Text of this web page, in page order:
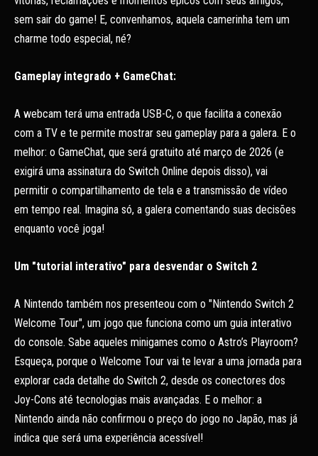
sem sair do game! E, convenhamos, aquela camerinha tem um
charme todo especial, né?
Gameplay integrado + GameChat:
A webcam terá uma entrada USB-C, o que facilita a conexão
com a TV e te permite mostrar seu gameplay para a galera. E o
melhor: o GameChat, que será gratuito até março de 2026 (e
exigirá uma assinatura do Switch Online depois disso), vai
permitir o compartilhamento de tela e a transmissão de vídeo
em tempo real. Imagina só, a galera comentando suas decisões
enquanto você joga!
Um "tutorial interativo" para desvendar o Switch 2
A Nintendo também nos presenteou com o "Nintendo Switch 2
Welcome Tour", um jogo que funciona como um guia interativo
do console. Sabe aqueles minigames como o Astro’s Playroom?
Esqueça, porque o Welcome Tour vai te levar a uma jornada para
explorar cada detalhe do Switch 2, desde os conectores dos
Joy-Cons até tecnologias mais avançadas. E o melhor: a
Nintendo ainda não confirmou o preço do jogo no Japão, mas já
indica que será uma experiência acessível!